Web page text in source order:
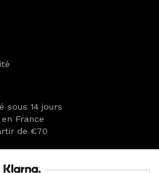
sous 14 jours
France
de €70